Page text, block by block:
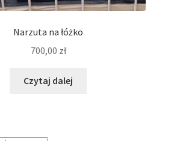
Narzuta na łóżko
700,00 zł
Czytaj dalej